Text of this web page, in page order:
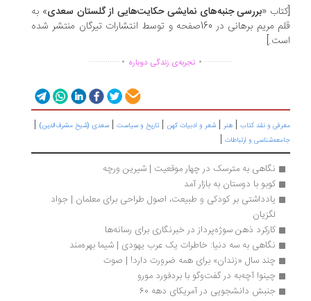
«بررسی جنبه‌های نمایشی حکایت‌هایی از گلستان سعدی» به
قلم مریم برهانی در 160صفحه و توسط انتشارات تیرگان منتشر شده
................تجربه‌ی زندگی دوباره ...............
و نقد کتاب|هنر|شعر و ادبیات کهن|تاریخ و سیاست|سعدی (شیخ مشرف‌الدین)|
و ارتباطات|
نگاهی به مترسک در چهار موقعیت | شیرین ورچه
کوبو با دوستان به بازار آمد
کارکرد ذهن سوژه‌پرداز در خبرنگاری برای رسانه‌ها
نگاهی به سه دنیا: خاطرات یک عرب یهودی | شیما بهره‌مند
چند سال «زندان» برای همه ضرورت دارد! | صوت
چینوا آچه‌به در گفت‌وگو با بردفورد مورو
جنبش دانشجویی در آمریکای دهه 60